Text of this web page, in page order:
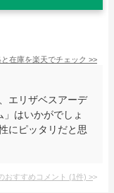
在庫を楽天でチェック >>
エリザベスアーデ
はいかがでしょ
にピッタリだと思
おすすめコメント (1件) >